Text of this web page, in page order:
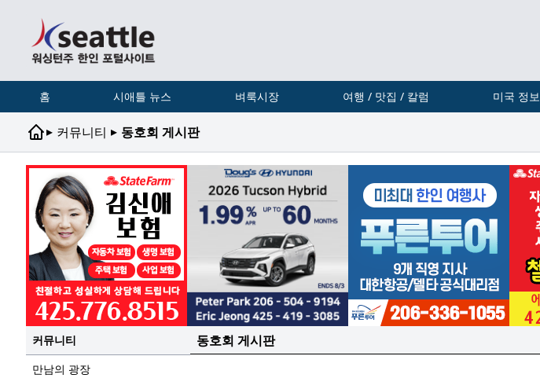
홈 시애틀 뉴스 벼룩시장 여행 / 맛집 / 칼럼 미국 정보
▸ 커뮤니티 ▸ 동호회 게시판
커뮤니티
만남의 광장
동호회 게시판